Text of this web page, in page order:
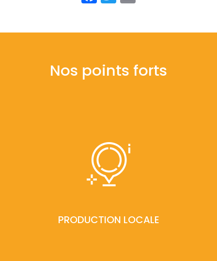
Nos points forts
PRODUCTION LOCALE